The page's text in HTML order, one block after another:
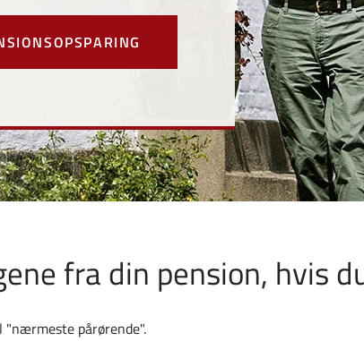
fra din pension, hvis
pårørende".